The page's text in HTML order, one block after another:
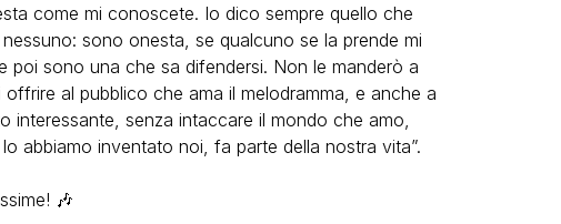
come mi conoscete. Io dico sempre quello che
sono onesta, se qualcuno se la prende mi
poi sono una che sa difendersi. Non le manderò a
offrire al pubblico che ama il melodramma, e anche a
senza intaccare il mondo che amo,
abbiamo inventato noi, fa parte della nostra vita”.
🎶